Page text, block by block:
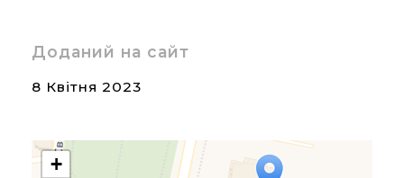
Доданий на сайт
8 Квітня 2023
+